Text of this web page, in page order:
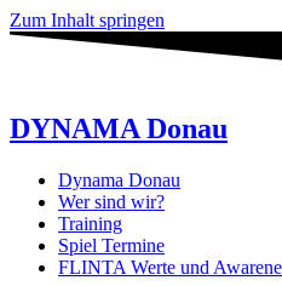
Zum Inhalt springen
DYNAMA Donau
Dynama Donau
Wer sind wir?
Training
Spiel Termine
FLINTA Werte und